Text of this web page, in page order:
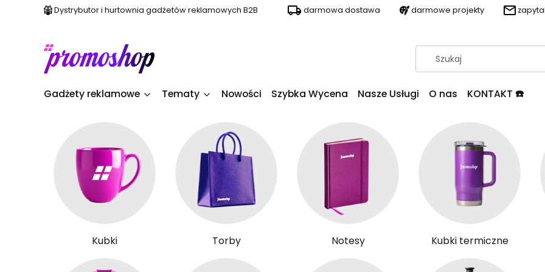
Dystrybutor i hurtownia gadżetów reklamowych B2B darmowa dostawa darmowe projekty
Gadżety reklamowe Tematy Nowości Szybka Wycena Nasze Usługi O nas KONTAKT ☎️
Kubki Torby Notesy Kubki termiczne